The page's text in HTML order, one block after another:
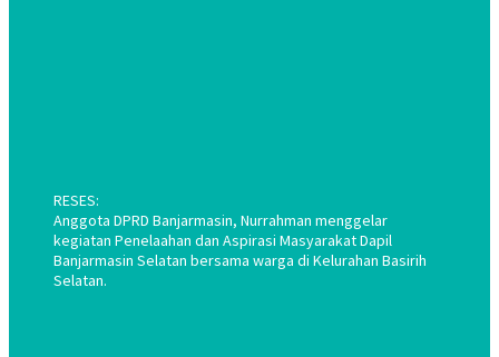
RESES:
Anggota DPRD Banjarmasin, Nurrahman menggelar
kegiatan Penelaahan dan Aspirasi Masyarakat Dapil
Banjarmasin Selatan bersama warga di Kelurahan Basirih
Selatan.